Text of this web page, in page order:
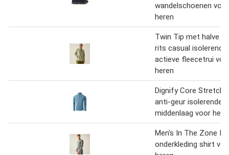
wandelschoenen voor
heren
Twin Tip met halve
rits casual isolerende
actieve fleecetrui
heren
Dignify Core Stretch
anti-geur isolerende
middenlaag voor
Men's In The Zone II
onderkleding shirt